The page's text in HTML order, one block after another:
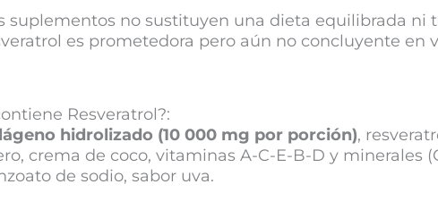
suplementos no sustituyen una dieta equilibrada ni
es prometedora pero aún no concluyente en
Resveratrol?:
hidrolizado (10 000 mg por porción),
crema de coco, vitaminas A-C-E-B-D y minerales
de sodio, sabor uva.